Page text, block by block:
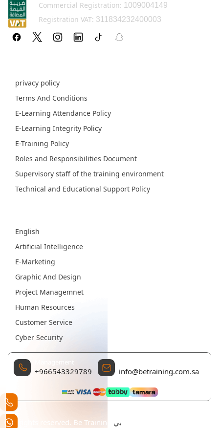
Commercial Registration: 1009004149
Registration VAT: 311834232400003
privacy policy
Terms And Conditions
E-Learning Attendance Policy
E-Learning Integrity Policy
E-Training Policy
Roles and Responsibilities Document
Supervisory staff of the training environment
Technical and Educational Support Policy
English
Artificial Intelligence
E-Marketing
Graphic And Design
Project Managemnet
Human Resources
Customer Service
Cyber Security
Management
+966543329789 info@betraining.com.sa
بي